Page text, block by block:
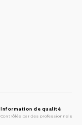
Information de qualité
Contrôlée par des professionnels